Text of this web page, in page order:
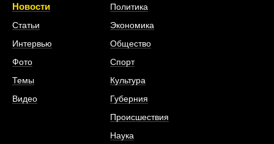
Новости
Статьи
Интервью
Фото
Темы
Видео
Политика
Экономика
Общество
Спорт
Культура
Губерния
Происшествия
Наука